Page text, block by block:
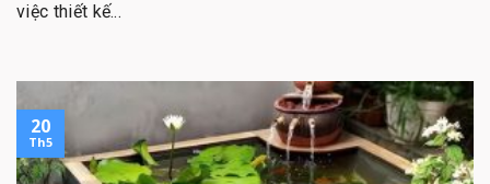
việc thiết kế...
20
Th5